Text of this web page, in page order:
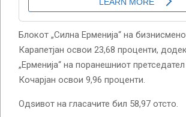
Блокот „Силна Ерменија“ на
Карапетјан освои 23,68 проценти,
„Ерменија“ на поранешниот
Кочарјан освои 9,96 проценти.
Одѕивот на гласачите бил 58,97 отсто.